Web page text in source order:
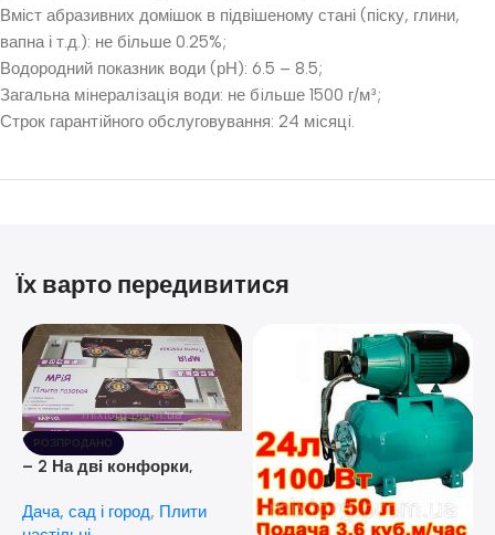
Вміст абразивних домішок в підвішеному стані (піску, глини,
вапна і т.д.): не більше 0.25%;
Водородний показник води (рН): 6.5 – 8.5;
Загальна мiнералiзацiя води: не бiльше 1500 г/м³;
Строк гарантiйного обслуговування: 24 мiсяцi.
Їх варто передивитися
РОЗПРОДАНО
– 2 На дві конфорки,
розпалюванням.
Дача, сад і город, Плити